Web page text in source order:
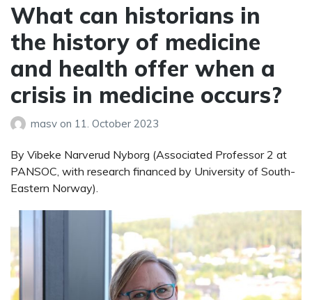
What can historians in
the history of medicine
and health offer when a
crisis in medicine occurs?
masv on 11. October 2023
By Vibeke Narverud Nyborg (Associated Professor 2 at
PANSOC, with research financed by University of South-
Eastern Norway).